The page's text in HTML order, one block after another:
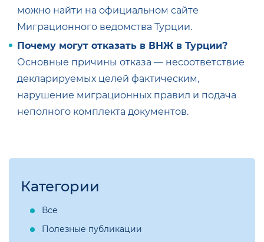
можно найти на официальном сайте
Миграционного ведомства Турции.
Почему могут отказать в ВНЖ в Турции?
Основные причины отказа — несоответствие
декларируемых целей фактическим,
нарушение миграционных правил и подача
неполного комплекта документов.
Категории
Все
Полезные публикации